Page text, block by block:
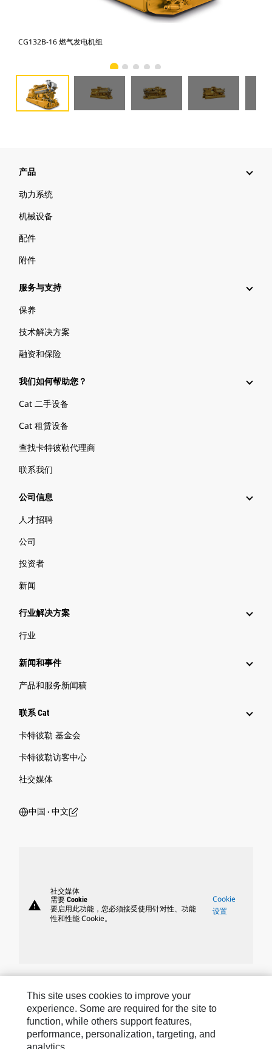
CG132B-16 燃气发电机组
产品
动力系统
机械设备
配件
附件
服务与支持
保养
技术解决方案
融资和保险
我们如何帮助您？
Cat 二手设备
Cat 租赁设备
查找卡特彼勒代理商
联系我们
公司信息
人才招聘
公司
投资者
新闻
行业解决方案
行业
新闻和事件
产品和服务新闻稿
联系 Cat
卡特彼勒 基金会
卡特彼勒访客中心
社交媒体
中国 ‧ 中文
warning
社交媒体
需要 Cookie
要启用此功能，您必须接受使用针对性、功能
性和性能 Cookie。
Cookie
设置
Caterpillar.com
This site uses cookies to improve your
experience. Some are required for the site to
function, while others support features,
performance, personalization, targeting, and
analytics.